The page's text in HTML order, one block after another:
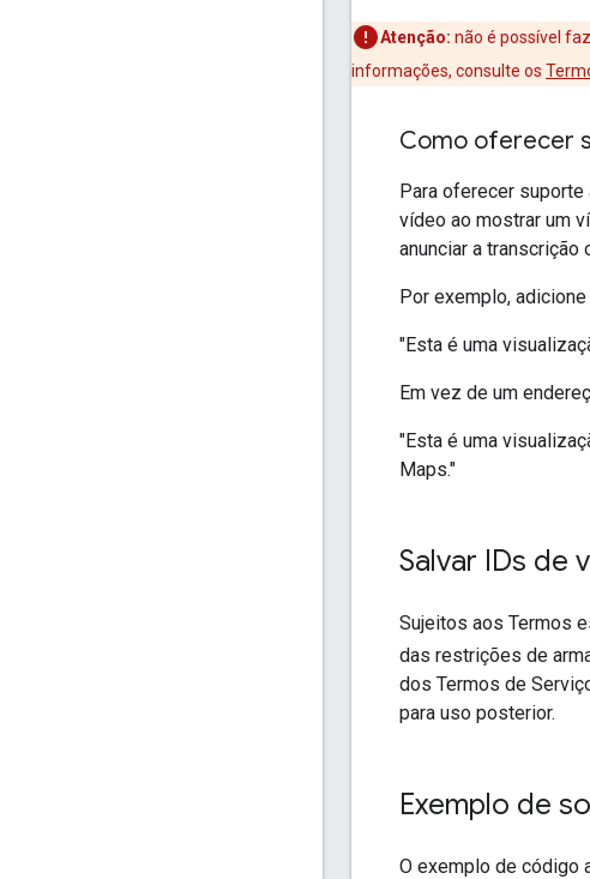
Atenção: não é possível
informações, consulte os
Como oferecer
Para oferecer
vídeo ao mostrar um
anunciar a transcrição
Por exemplo,
"Esta é uma
Em vez de um
"Esta é uma
Maps."
Salvar IDs de
Sujeitos aos Termos
das restrições de
dos Termos de
para uso posterior.
Exemplo de
O exemplo de código